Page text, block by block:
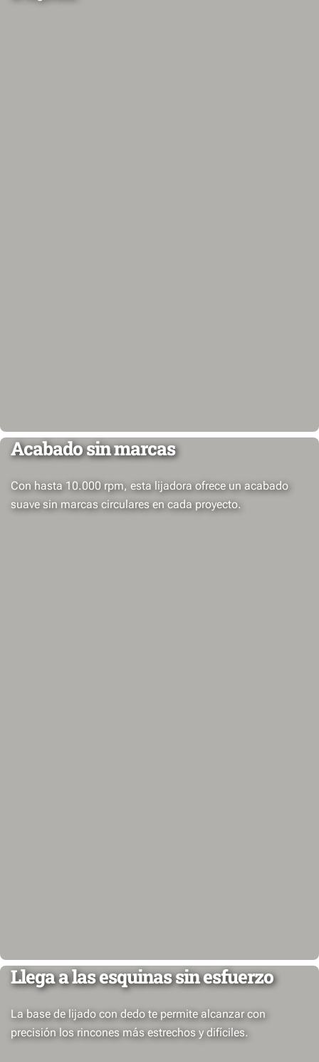
Acabado sin marcas
Con hasta 10.000 rpm, esta lijadora ofrece un acabado
suave sin marcas circulares en cada proyecto.
Llega a las esquinas sin esfuerzo
La base de lijado con dedo te permite alcanzar con
precisión los rincones más estrechos y difíciles.